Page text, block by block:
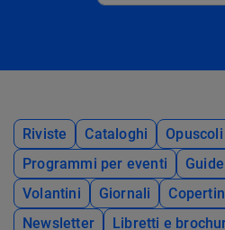
Riviste Cataloghi Opuscoli
Programmi per eventi
Guide
Volantini
Giornali
Newsletter
Libretti e